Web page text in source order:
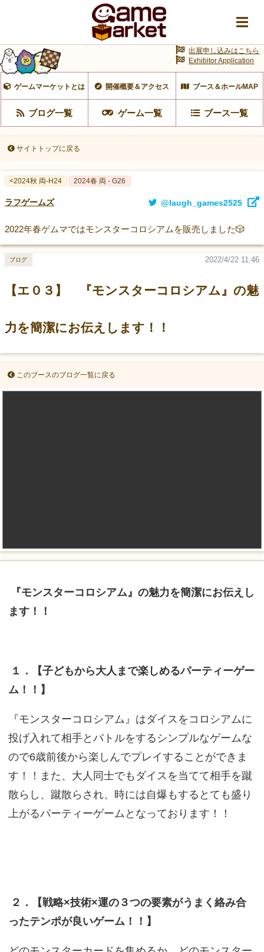
ゲームマーケットとは 開催概要＆アクセス ブース＆ホールMAP
ブログ一覧 ゲーム一覧 ブース一覧
出展申し込みはこちら
Exhibitor Application
サイトトップに戻る
<2024秋 両-H24 2024春 両 - G26
ラフゲームズ @laugh_games2525
2022年春ゲムマではモンスターコロシアムを販売しました🎲
【エ０３】 『モンスターコロシアム』の魅
力を簡潔にお伝えします！！
2022/4/22 11:46
ブログ
このブースのブログ一覧に戻る
『モンスターコロシアム』の魅力を簡潔にお伝えし
ます！！
１．【子どもから大人まで楽しめるパーティーゲー
ム！！】
『モンスターコロシアム』はダイスをコロシアムに
投げ入れて相手とバトルをするシンプルなゲームな
ので6歳前後から楽しんでプレイすることができま
す！！また、大人同士でもダイスを当てて相手を蹴
散らし、蹴散らされ、時には自爆もするとても盛り
上がるパーティーゲームとなっております！！
２．【戦略×技術×運の３つの要素がうまく絡み合
ったテンポが良いゲーム！！】